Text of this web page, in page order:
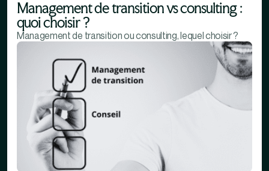
Management de transition vs consulting :
quoi choisir ?
Management de transition ou consulting, lequel choisir ?